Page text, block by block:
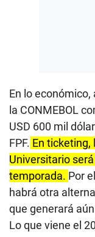
En lo
la CONMEBOL
USD 600 mil
FPF. En ticketing,
Universitario
temporada. Por
habrá otra
que generará
Lo que viene el